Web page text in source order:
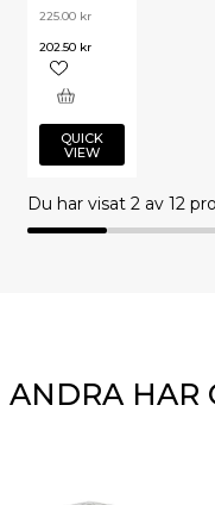
225.00 kr
202.50 kr
QUICK
VIEW
Du har visat 2av 12
ANDRA HAR